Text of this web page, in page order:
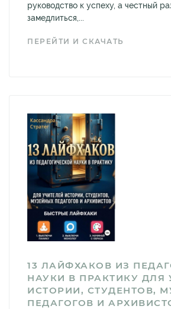
руководство к успеху, а честный
замедлиться,...
ПЕРЕЙТИ И СКАЧАТЬ
13 ЛАЙФХАКОВ ИЗ
НАУКИ В ПРАКТИКУ ДЛЯ
ИСТОРИИ, СТУДЕНТОВ,
ПЕДАГОГОВ И